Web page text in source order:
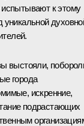
к этому
уникальной
выстояли,
города
искренние,
подрастающих